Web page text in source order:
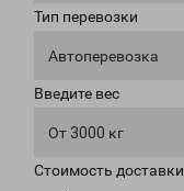
Тип перевозки
Автоперевозка
Введите вес
От 3000 кг
Стоимость